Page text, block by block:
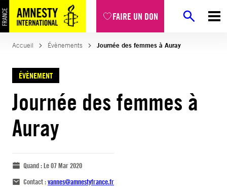
FAIRE UN DON
Accueil Évènements Journée des femmes à Auray
ÉVÈNEMENT
Journée des femmes à
Auray
Quand :Le 07 Mar 2020
Contact :vannes@amnestyfrance.fr